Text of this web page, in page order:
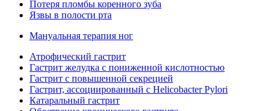
Потеря пломбы коренного зуба
Язвы в полости рта
Мануальная терапия ног
Атрофический гастрит
Гастрит желудка с пониженной кислотностью
Гастрит с повышенной секрецией
Гастрит, ассоциированный с Helicobacter Pylori
Катаральный гастрит